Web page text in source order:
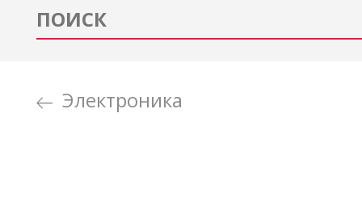
Электроника